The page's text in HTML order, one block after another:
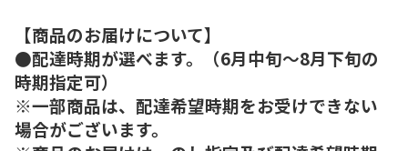
【商品のお届けについて】
●配達時期が選べます。（6月中旬～8月下旬の
時期指定可）
※一部商品は、配達希望時期をお受けできない
場合がございます。